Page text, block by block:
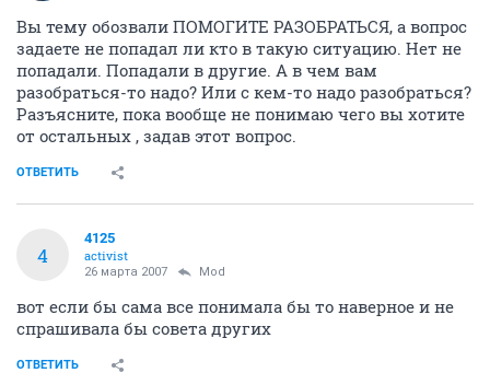
Вы тему обозвали ПОМОГИТЕ РАЗОБРАТЬСЯ, а вопрос
задаете не попадал ли кто в такую ситуацию. Нет не
попадали. Попадали в другие. А в чем вам
разобраться-то надо? Или с кем-то надо разобраться?
Разъясните, пока вообще не понимаю чего вы хотите
от остальных , задав этот вопрос.
ОТВЕТИТЬ
4
4125
activist
26 марта 2007 Mod
вот если бы сама все понимала бы то наверное и не
спрашивала бы совета других
ОТВЕТИТЬ